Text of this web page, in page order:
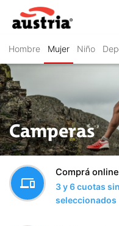
Hombre Mujer Niño
Camperas
devices
Comprá
3 y 6 cuotas
seleccionados